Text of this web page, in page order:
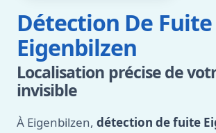
Détection De Fuite
Eigenbilzen
Localisation précise de
invisible
À Eigenbilzen, détection de fuite